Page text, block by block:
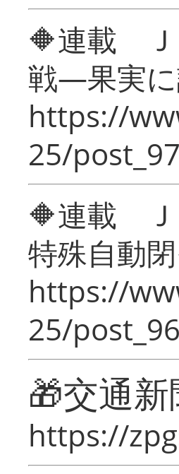
🔶連載 Ｊ
戦―果実
https://
25/
🔶連載 Ｊ
特殊自動
https://
25/
🎁交通
https://